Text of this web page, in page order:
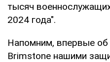
тысяч
2024 года".
Напомним, впервые об
Brimstone нашими